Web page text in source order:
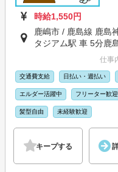
時給1,550円
鹿嶋市 / 鹿島線 鹿島
タジアム駅 車 5分鹿
仕事
交通費支給 日払い・週払い
エルダー活躍中 フリーター歓迎
髪型自由 未経験歓迎
キープする